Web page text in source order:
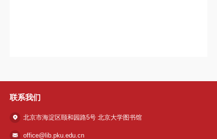
联系我们
北京市海淀区颐和园路5号 北京大学图书馆
office@lib.pku.edu.cn